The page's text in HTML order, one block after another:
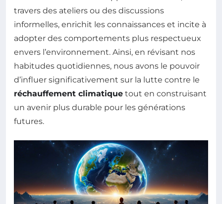
travers des ateliers ou des discussions
informelles, enrichit les connaissances et incite à
adopter des comportements plus respectueux
envers l’environnement. Ainsi, en révisant nos
habitudes quotidiennes, nous avons le pouvoir
d’influer significativement sur la lutte contre le
réchauffement climatique tout en construisant
un avenir plus durable pour les générations
futures.